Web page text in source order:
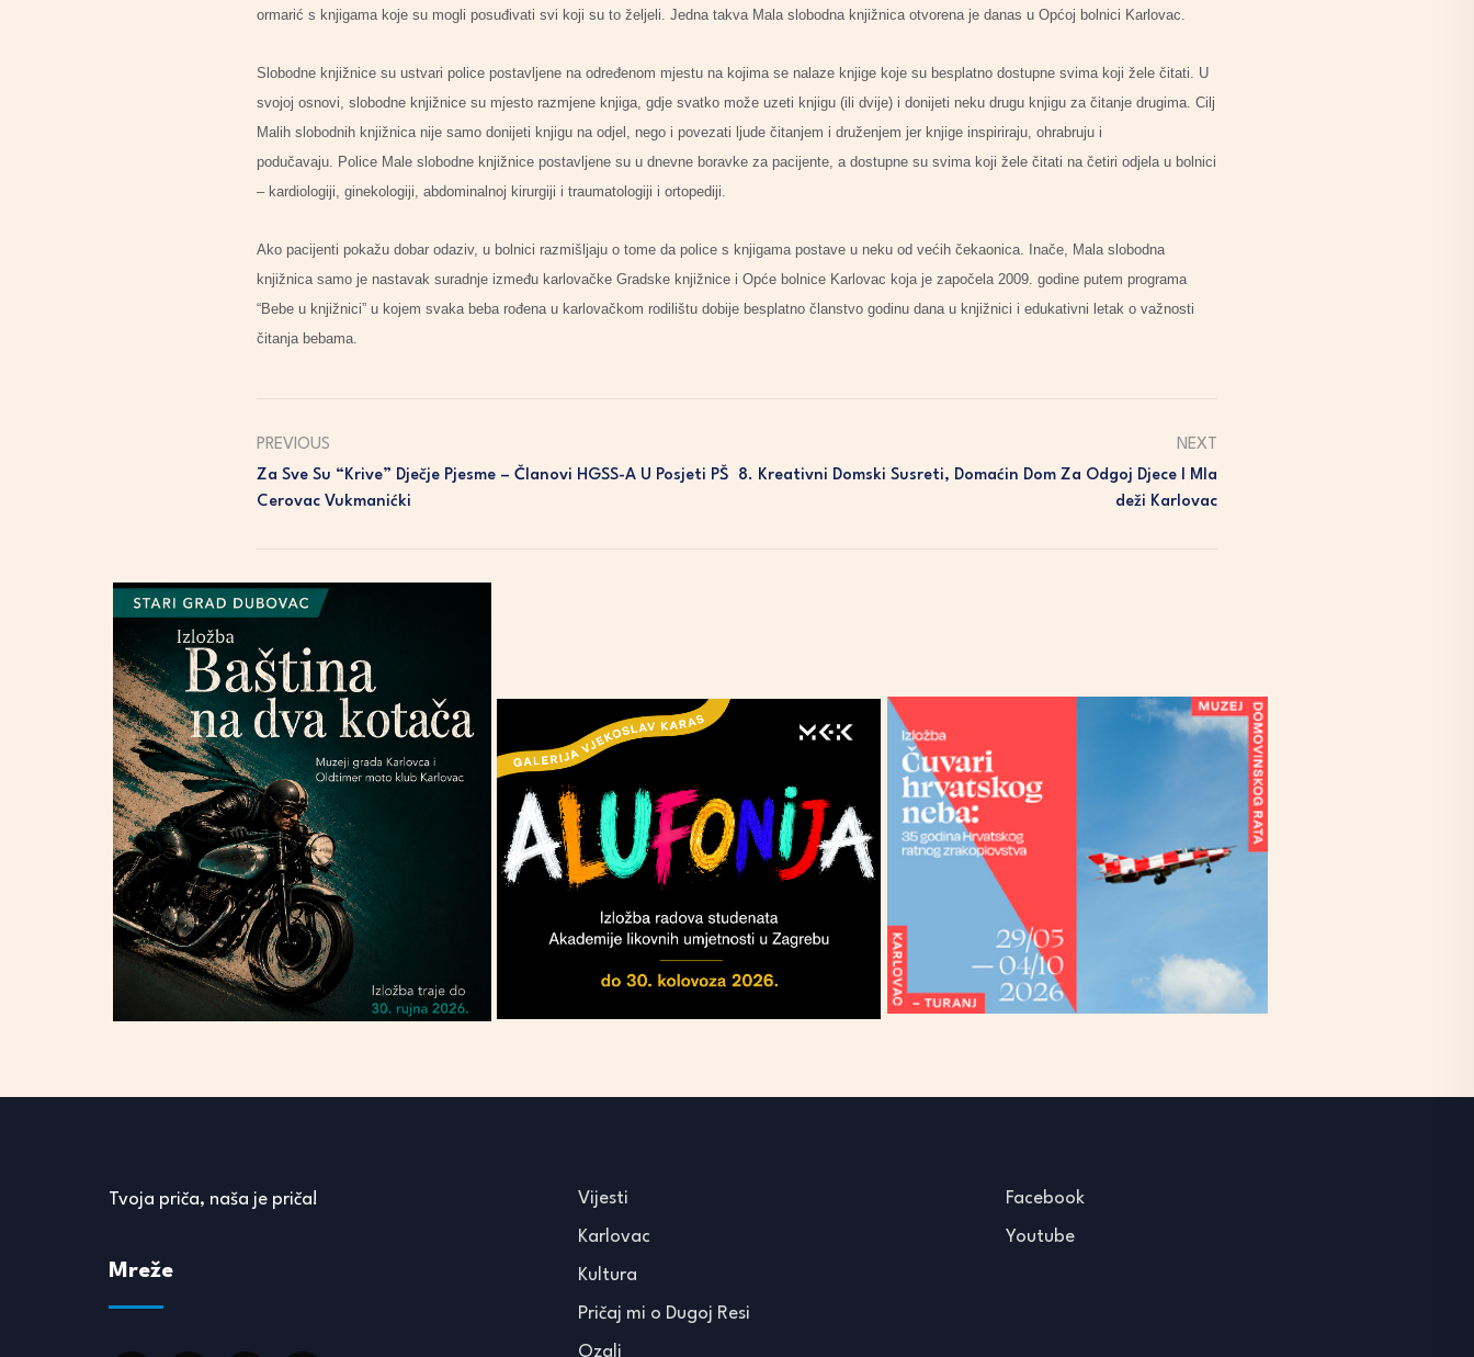
ormarić s knjigama koje su mogli posuđivati svi koji su to željeli. Jedna takva Mala slobodna knjižnica otvorena je danas u Općoj bolnici Karlovac.
Slobodne knjižnice su ustvari police postavljene na određenom mjestu na kojima se nalaze knjige koje su besplatno dostupne svima koji žele čitati. U
svojoj osnovi, slobodne knjižnice su mjesto razmjene knjiga, gdje svatko može uzeti knjigu (ili dvije) i donijeti neku drugu knjigu za čitanje drugima. Cilj
Malih slobodnih knjižnica nije samo donijeti knjigu na odjel, nego i povezati ljude čitanjem i druženjem jer knjige inspiriraju, ohrabruju i
podučavaju. Police Male slobodne knjižnice postavljene su u dnevne boravke za pacijente, a dostupne su svima koji žele čitati na četiri odjela u bolnici
– kardiologiji, ginekologiji, abdominalnoj kirurgiji i traumatologiji i ortopediji.
Ako pacijenti pokažu dobar odaziv, u bolnici razmišljaju o tome da police s knjigama postave u neku od većih čekaonica. Inače, Mala slobodna
knjižnica samo je nastavak suradnje između karlovačke Gradske knjižnice i Opće bolnice Karlovac koja je započela 2009. godine putem programa
“Bebe u knjižnici” u kojem svaka beba rođena u karlovačkom rodilištu dobije besplatno članstvo godinu dana u knjižnici i edukativni letak o važnosti
čitanja bebama.
PREVIOUS
Za Sve Su “krive” Dječje Pjesme – Članovi HGSS-A U Posjeti PŠ
Cerovac Vukmanićki
NEXT
8. Kreativni Domski Susreti, Domaćin Dom Za Odgoj Djece I Mla
Deži Karlovac
Tvoja priča, naša je priča!
Mreže
Vijesti
Karlovac
Kultura
Pričaj mi o Dugoj Resi
Ozalj
Facebook
Youtube